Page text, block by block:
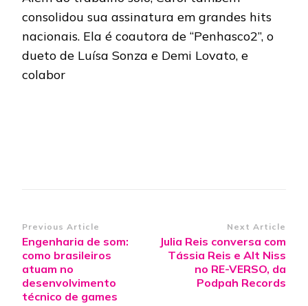
consolidou sua assinatura em grandes hits
nacionais. Ela é coautora de “Penhasco2”, o
dueto de Luísa Sonza e Demi Lovato, e
colabor
Post
Navigation
Previous Article
Engenharia de som:
como brasileiros
atuam no
desenvolvimento
técnico de games
Next Article
Julia Reis conversa com
Tássia Reis e Alt Niss
no RE-VERSO, da
Podpah Records